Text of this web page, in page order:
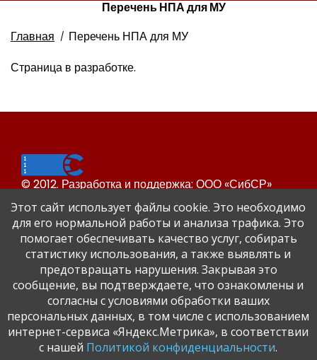
Перечень НПА для МУ
Главная
Перечень НПА для МУ
Страница в разработке.
© 2012. Разработка и поддержка: ООО «СибСР»
Все права защищены законом и международными
соглашениями.
Сайт Динского района
Официальный сайт администрации Краснодарского
края.
Этот сайт использует файлы cookie. Это необходимо
для его нормальной работы и анализа трафика. Это
помогает обеспечивать качество услуг, собирать
статистику использования, а также выявлять и
предотвращать нарушения. Закрывая это
сообщение, вы подтверждаете, что ознакомлены и
согласны с условиями обработки ваших
персональных данных, в том числе с использованием
интернет-сервиса «Яндекс.Метрика», в соответствии
с нашей Политикой конфиденциальности.